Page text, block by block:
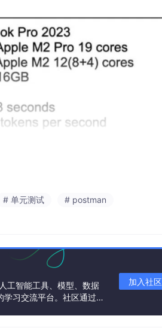
型参数配置、离线执行以及设置 “
# 单元测试 # postman
工智能工具、模型、数据
习交流平台。社区通过理
加入社区